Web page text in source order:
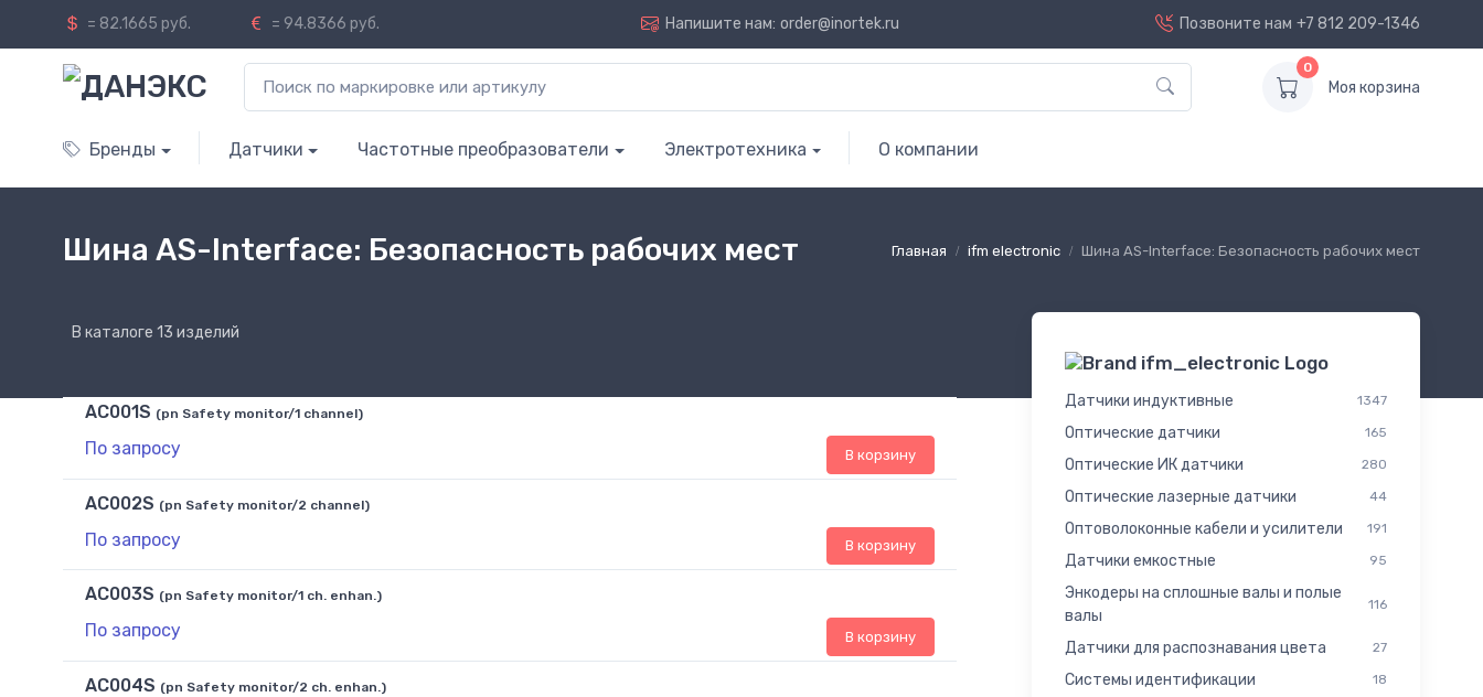
= 82.1665 руб. = 94.8366 руб. Напишите нам: order@inortek.ru Позвоните нам +7 812 209-1346
0
Моя корзина
Бренды Датчики Частотные преобразователи Электротехника О компании
Главная ifm electronic Шина AS-Interface: Безопасность рабочих мест
Шина AS-Interface: Безопасность рабочих мест
В каталоге 13 изделий
AC001S (pn Safety monitor/1 channel)
По запросу В корзину
AC002S (pn Safety monitor/2 channel)
По запросу В корзину
AC003S (pn Safety monitor/1 ch. enhan.)
По запросу В корзину
AC004S (pn Safety monitor/2 ch. enhan.)
Датчики индуктивные 1347
Оптические датчики 165
Оптические ИК датчики 280
Оптические лазерные датчики 44
Оптоволоконные кабели и усилители 191
Датчики емкостные 95
Энкодеры на сплошные валы и полые
валы
116
Датчики для распознавания цвета 27
Системы идентификации 18